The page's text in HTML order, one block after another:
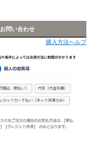
お問い合わせ
購入方法ヘルプ